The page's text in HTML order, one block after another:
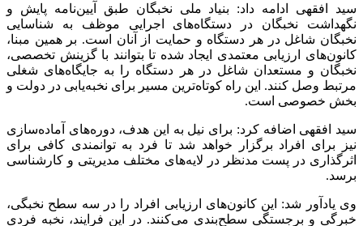
سید افقهی ادامه داد: بنیاد ملی نخبگان طبق آیین‌نامه پایش و
نگهداشت نخبگان در دستگاه‌های اجرایی موظف به شناسایی
نخبگان شاغل در هر دستگاه و حمایت از آنان است. بر همین مبنا،
کانون‌های ارزیابی معتمدی ایجاد شده تا بتوانند با گزینش تخصصی،
نخبگان و مستعدان شاغل در هر دستگاه را به جایگاه‌های شغلی
مرتبط وصل کنند. این راه کوتاه‌ترین مسیر برای نخبه‌یابی در دولت و
بخش خصوصی است.
سید افقهی اضافه کرد: برای نیل به این هدف، دوره‌های آماده‌سازی
نیز برای افراد برگزار خواهد شد تا فرد به توانمندی کافی برای
اثرگذاری در پست مدنظر در لایه‌های مختلف مدیریتی و کارشناسی
برسد.
وی یادآور شد: این کانون‌های ارزیابی افراد را در سه سطح نخبگی،
خبرگی و برجستگی سطح‌بندی می‌کنند. در این فرایند، نخبه فردی